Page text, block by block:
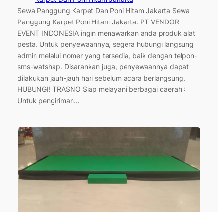
Sewa Panggung Karpet Dan Poni Hitam Jakarta Sewa
Panggung Karpet Poni Hitam Jakarta. PT VENDOR
EVENT INDONESIA ingin menawarkan anda produk alat
pesta. Untuk penyewaannya, segera hubungi langsung
admin melalui nomer yang tersedia, baik dengan telpon-
sms-watshap. Disarankan juga, penyewaannya dapat
dilakukan jauh-jauh hari sebelum acara berlangsung.
HUBUNGI! TRASNO Siap melayani berbagai daerah :
Untuk pengiriman…